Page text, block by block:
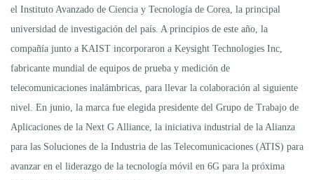
el Instituto Avanzado de Ciencia y Tecnología de Corea, la principal
universidad de investigación del país. A principios de este año, la
compañía junto a KAIST incorporaron a Keysight Technologies Inc,
fabricante mundial de equipos de prueba y medición de
telecomunicaciones inalámbricas, para llevar la colaboración al siguiente
nivel. En junio, la marca fue elegida presidente del Grupo de Trabajo de
Aplicaciones de la Next G Alliance, la iniciativa industrial de la Alianza
para las Soluciones de la Industria de las Telecomunicaciones (ATIS) para
avanzar en el liderazgo de la tecnología móvil en 6G para la próxima